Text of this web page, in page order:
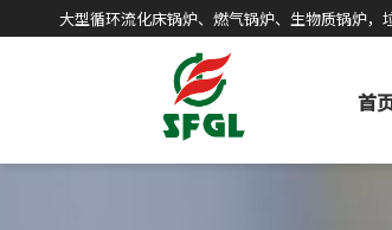
大型循环流化床锅炉、燃气锅炉、生物质锅炉
首